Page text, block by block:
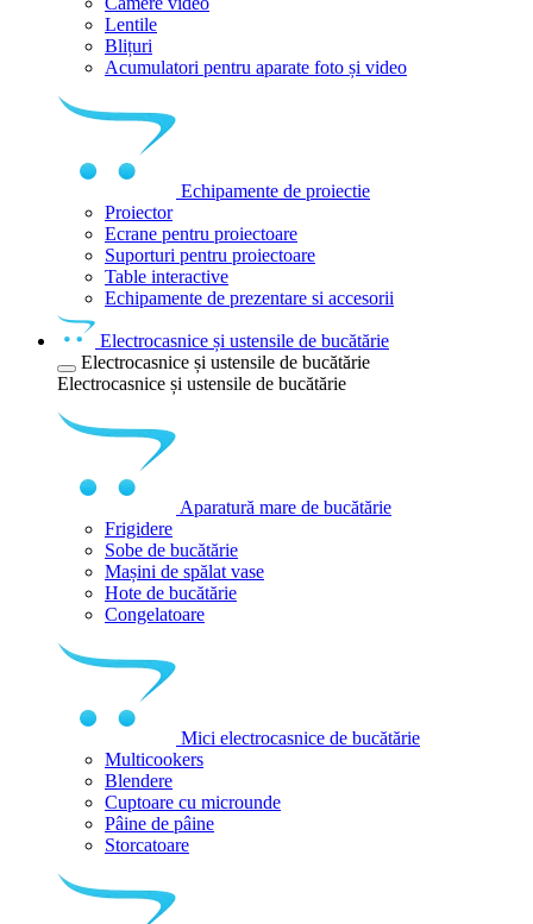
Lentile
Blițuri
Acumulatori pentru aparate foto și video
Echipamente de proiectie
Proiector
Ecrane pentru proiectoare
Suporturi pentru proiectoare
Table interactive
Echipamente de prezentare si accesorii
Electrocasnice și ustensile de bucătărie
Electrocasnice și ustensile de bucătărie
Electrocasnice și ustensile de bucătărie
Aparatură mare de bucătărie
Frigidere
Sobe de bucătărie
Mașini de spălat vase
Hote de bucătărie
Congelatoare
Mici electrocasnice de bucătărie
Multicookers
Blendere
Cuptoare cu microunde
Pâine de pâine
Storcatoare